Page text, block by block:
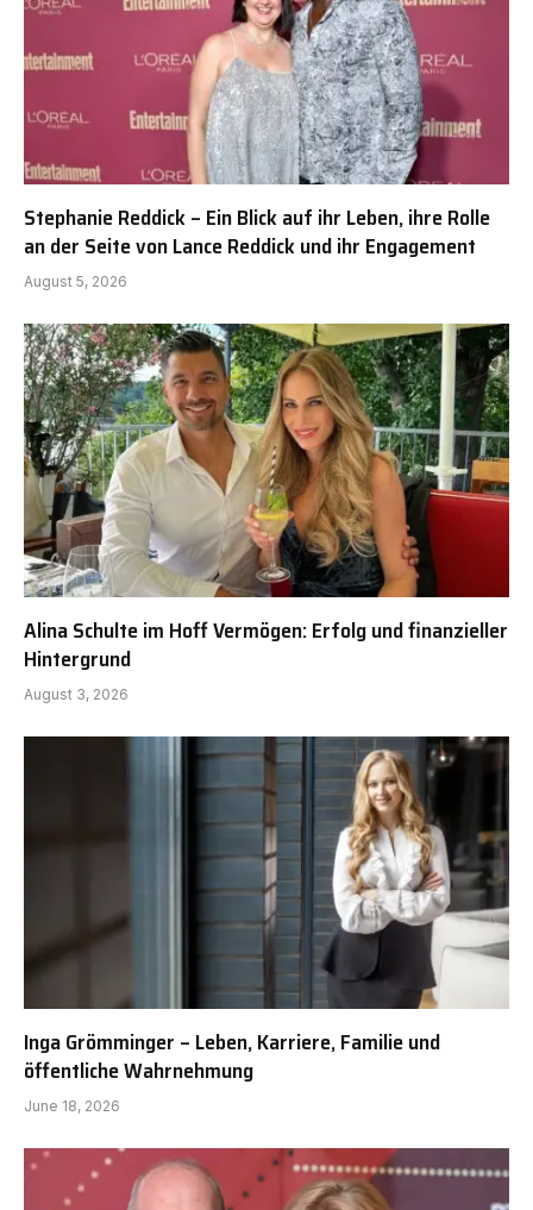
Stephanie Reddick – Ein Blick auf ihr Leben, ihre Rolle
an der Seite von Lance Reddick und ihr Engagement
August 5, 2026
Alina Schulte im Hoff Vermögen: Erfolg und finanzieller
Hintergrund
August 3, 2026
Inga Grömminger – Leben, Karriere, Familie und
öffentliche Wahrnehmung
June 18, 2026